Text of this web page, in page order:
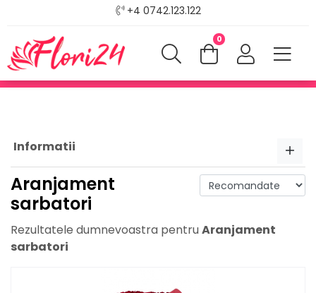
+4 0742.123.122
0
Informatii
Aranjament
sarbatori
Rezultatele dumnevoastra pentruAranjament
sarbatori